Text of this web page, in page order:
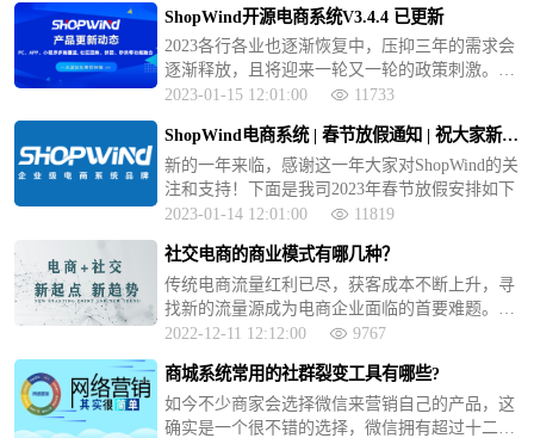
序是怎么上线的呢？
ShopWind开源电商系统V3.4.4 已更新
2023各行各业也逐渐恢复中，压抑三年的需求会
逐渐释放，且将迎来一轮又一轮的政策刺激。新
的一年ShopWind团队做好了准备，不断优化系
商系统软件。
2023-01-15 12:01:00 11733
ShopWind电商系统 | 春节放假通知 | 祝大家新年
快乐！
新的一年来临，感谢这一年大家对ShopWind的关
注和支持！下面是我司2023年春节放假安排如下
2023-01-14 12:01:00
11819
社交电商的商业模式有哪几种？
传统电商流量红利已尽，获客成本不断上升，寻
找新的流量源成为电商企业面临的首要难题。此
时，移动社交的流量价值得到广泛关注，将电商
提供了良好的方案。
2022-12-11 12:12:00 9767
商城系统常用的社群裂变工具有哪些?
如今不少商家会选择微信来营销自己的产品，这
确实是一个很不错的选择，微信拥有超过十二亿